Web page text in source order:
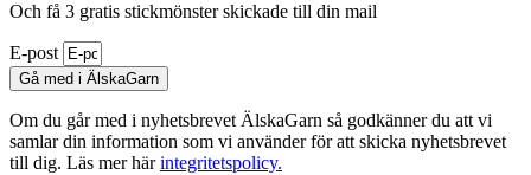
Och få 3 gratis stickmönster skickade till din mail
E-post
Gå med i ÄlskaGarn
Om du går med i nyhetsbrevet ÄlskaGarn så godkänner du att vi
samlar din information som vi använder för att skicka nyhetsbrevet
till dig. Läs mer härintegritetspolicy.